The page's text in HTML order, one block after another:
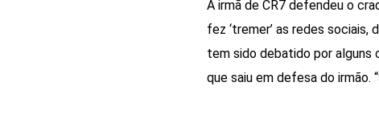
A irmã de CR7 defendeu o
fez ‘tremer’ as redes
tem sido debatido por alguns
que saiu em defesa do irmão.